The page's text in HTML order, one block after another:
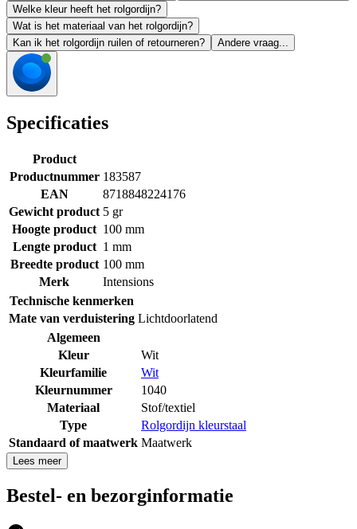
Welke kleur heeft het rolgordijn?
Wat is het materiaal van het rolgordijn?
Kan ik het rolgordijn ruilen of retourneren?
Andere vraag...
Specificaties
Product
Productnummer 183587
EAN
8718848224176
Gewicht product 5 gr
Hoogte product 100 mm
Lengte product 1 mm
Breedte product 100 mm
Merk
Intensions
Technische kenmerken
Mate van verduistering Lichtdoorlatend
Algemeen
Kleur
Wit
Kleurfamilie
Wit
Kleurnummer
1040
Materiaal
Stof/textiel
Type
Rolgordijn kleurstaal
Standaard of maatwerk Maatwerk
Lees meer
Bestel- en bezorginformatie